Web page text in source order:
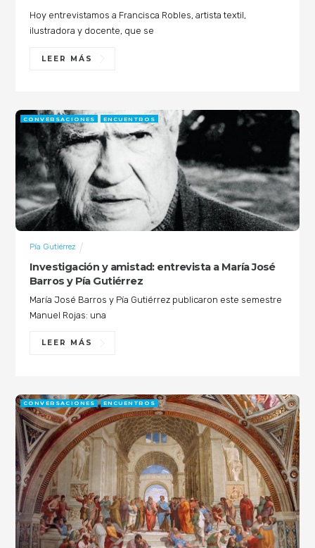
Hoy entrevistamos a Francisca Robles, artista textil,
ilustradora y docente, que se
LEER MÁS
Investigación y amistad: entrevista a María José
Barros y Pía Gutiérrez
Pía Gutiérrez
CONVERSACIONES ENCUENTROS
María José Barros y Pía Gutiérrez publicaron este semestre
Manuel Rojas: una
LEER MÁS
CONVERSACIONES ENCUENTROS